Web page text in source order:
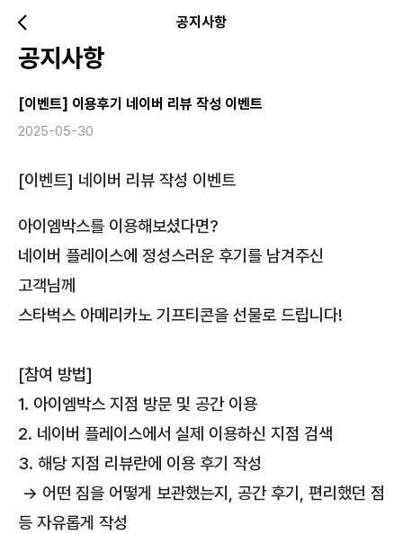
공지사항
공지사항
[이벤트] 이용후기 네이버 리뷰 작성 이벤트
2025-05-30
[이벤트] 네이버 리뷰 작성 이벤트
아이엠박스를 이용해보셨다면?
네이버 플레이스에 정성스러운 후기를 남겨주신
고객님께
스타벅스 아메리카노 기프티콘을 선물로 드립니다!
[참여 방법]
1. 아이엠박스 지점 방문 및 공간 이용
2. 네이버 플레이스에서 실제 이용하신 지점 검색
3. 해당 지점 리뷰란에 이용 후기 작성
→ 어떤 짐을 어떻게 보관했는지, 공간 후기, 편리했던 점
등 자유롭게 작성